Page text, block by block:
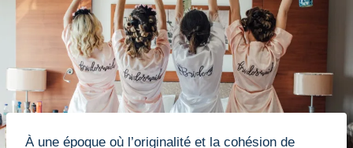
À une époque où l’originalité et la cohésion de